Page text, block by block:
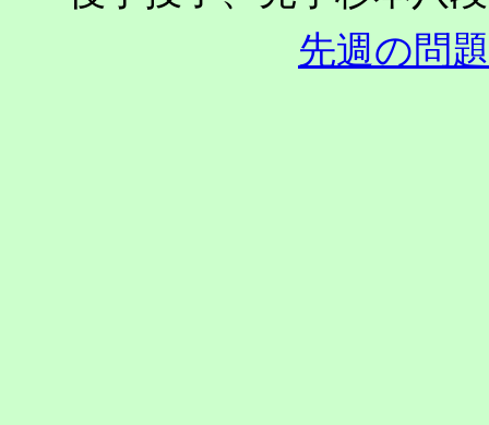
先週の問